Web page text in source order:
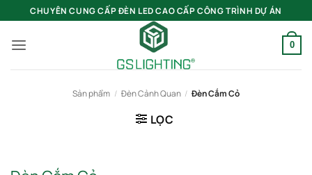
qua
nội
CHUYÊN CUNG CẤP ĐÈN LED CAO CẤP CÔNG TRÌNH DỰ ÁN
0
Sản phẩm / Đèn Cảnh Quan / Đèn Cắm Cỏ
LỌC